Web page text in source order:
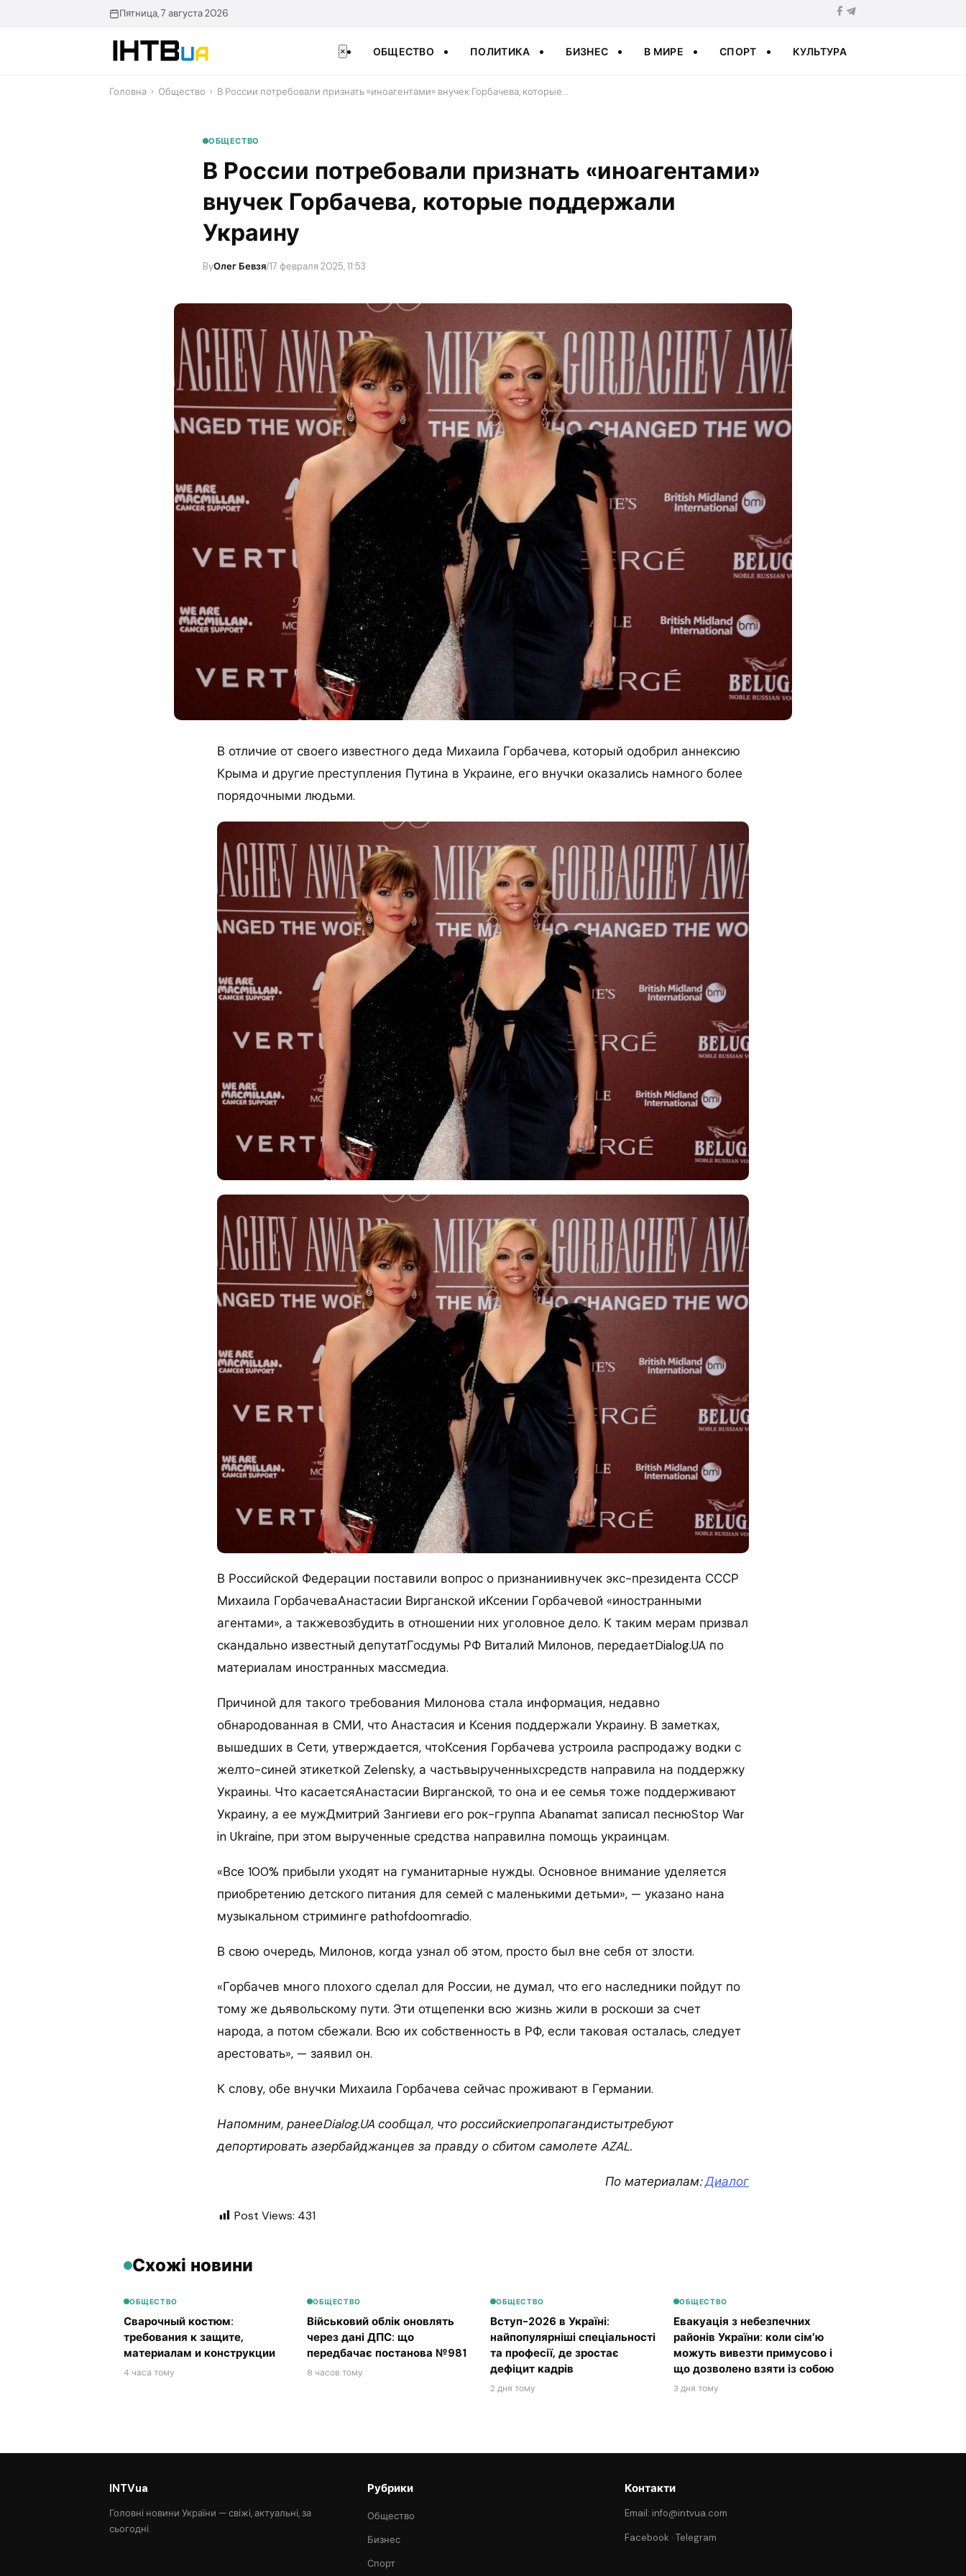
Пятница, 7 августа 2026
× ОБЩЕСТВО ПОЛИТИКА БИЗНЕС В МИРЕ СПОРТ КУЛЬТУРА
Головна › Общество › В России потребовали признать «иноагентами» внучек Горбачева, которые…
ОБЩЕСТВО
В России потребовали признать «иноагентами»
внучек Горбачева, которые поддержали
Украину
ByОлег Бевзя/17 февраля 2025, 11:53
В отличие от своего известного деда Михаила Горбачева, который одобрил аннексию
Крыма и другие преступления Путина в Украине, его внучки оказались намного более
порядочными людьми.
В Российской Федерации поставили вопрос о признаниивнучек экс-президента СССР
Михаила ГорбачеваАнастасии Вирганской иКсении Горбачевой «иностранными
агентами», а такжевозбудить в отношении них уголовное дело. К таким мерам призвал
скандально известный депутатГосдумы РФ Виталий Милонов, передаетDialog.UA по
материалам иностранных массмедиа.
Причиной для такого требования Милонова стала информация, недавно
обнародованная в СМИ, что Анастасия и Ксения поддержали Украину. В заметках,
вышедших в Сети, утверждается, чтоКсения Горбачева устроила распродажу водки с
желто-синей этикеткой Zelensky, а частьвырученныхсредств направила на поддержку
Украины. Что касаетсяАнастасии Вирганской, то она и ее семья тоже поддерживают
Украину, а ее мужДмитрий Зангиеви его рок-группа Abanamat записал песнюStop War
in Ukraine, при этом вырученные средства направилна помощь украинцам.
«Все 100% прибыли уходят на гуманитарные нужды. Основное внимание уделяется
приобретению детского питания для семей с маленькими детьми», — указано нана
музыкальном стриминге pathofdoomradio.
В свою очередь, Милонов, когда узнал об этом, просто был вне себя от злости.
«Горбачев много плохого сделал для России, не думал, что его наследники пойдут по
тому же дьявольскому пути. Эти отщепенки всю жизнь жили в роскоши за счет
народа, а потом сбежали. Всю их собственность в РФ, если таковая осталась, следует
арестовать», — заявил он.
К слову, обе внучки Михаила Горбачева сейчас проживают в Германии.
Напомним, ранееDialog.UA сообщал, что российскиепропагандистытребуют
депортировать азербайджанцев за правду о сбитом самолете AZAL.
По материалам:Диалог
Post Views: 431
Схожі новини
ОБЩЕСТВО
Сварочный костюм:
требования к защите,
материалам и конструкции
4 часа тому
ОБЩЕСТВО
Військовий облік оновлять
через дані ДПС: що
передбачає постанова №981
8 часов тому
ОБЩЕСТВО
Вступ-2026 в Україні:
найпопулярніші спеціальності
та професії, де зростає
дефіцит кадрів
2 дня тому
ОБЩЕСТВО
Евакуація з небезпечних
районів України: коли сім’ю
можуть вивезти примусово і
що дозволено взяти із собою
3 дня тому
INTVua
Головні новини України — свіжі, актуальні, за
сьогодні.
Рубрики
Общество
Бизнес
Спорт
Контакти
Email: info@intvua.com
Facebook ·Telegram